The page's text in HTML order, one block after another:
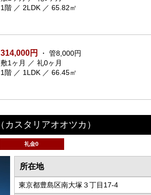
1階 ／ 2LDK ／ 65.82㎡
314,000円
・ 管8,000円
敷1ヶ月 ／ 礼0ヶ月
1階 ／ 1LDK ／ 66.45㎡
（カスタリアオオツカ）
礼金0
所在地
東京都豊島区南大塚３丁目17-4